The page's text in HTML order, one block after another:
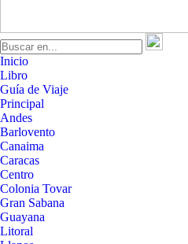
Inicio
Libro
Guía de Viaje
Principal
Andes
Barlovento
Canaima
Caracas
Centro
Colonia Tovar
Gran Sabana
Guayana
Litoral